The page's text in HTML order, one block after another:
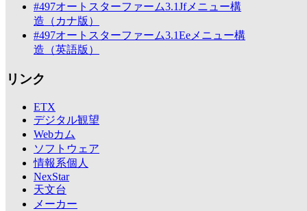
#497オートスターファーム3.1Jfメニュー構
造（カナ版）
#497オートスターファーム3.1Eeメニュー構
造（英語版）
リンク
ETX
デジタル観望
Webカム
ソフトウェア
情報系個人
NexStar
天文台
メーカー